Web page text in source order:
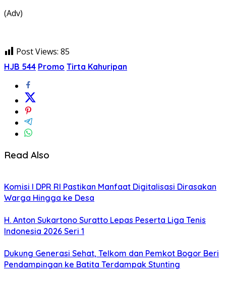
(Adv)
Post Views: 85
HJB 544 Promo Tirta Kahuripan
Read Also
Komisi I DPR RI Pastikan Manfaat Digitalisasi Dirasakan
Warga Hingga ke Desa
H. Anton Sukartono Suratto Lepas Peserta Liga Tenis
Indonesia 2026 Seri 1
Dukung Generasi Sehat, Telkom dan Pemkot Bogor Beri
Pendampingan ke Batita Terdampak Stunting